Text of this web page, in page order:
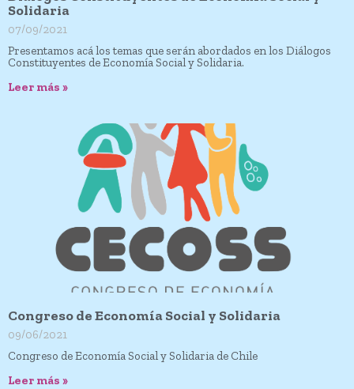
Solidaria
07/09/2021
Presentamos acá los temas que serán abordados en los Diálogos
Constituyentes de Economía Social y Solidaria.
Leer más »
Congreso de Economía Social y Solidaria
09/06/2021
Congreso de Economía Social y Solidaria de Chile
Leer más »